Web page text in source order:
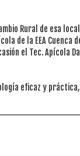
Rural de esa
de la EEA
el Tec. Apícola
eficaz y